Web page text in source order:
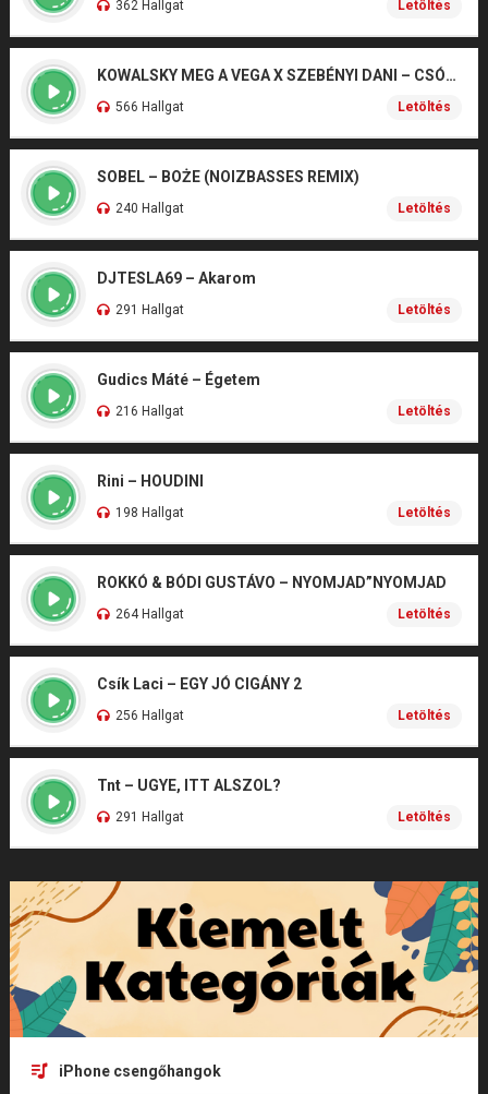
362 Hallgat Letöltés
KOWALSKY MEG A VEGA X SZEBÉNYI DANI – CSÓNAK
566 Hallgat Letöltés
SOBEL – BOŻE (NOIZBASSES REMIX)
240 Hallgat Letöltés
DJTESLA69 – Akarom
291 Hallgat Letöltés
Gudics Máté – Égetem
216 Hallgat Letöltés
Rini – HOUDINI
198 Hallgat Letöltés
ROKKÓ & BÓDI GUSTÁVO – NYOMJAD”NYOMJAD
264 Hallgat Letöltés
Csík Laci – EGY JÓ CIGÁNY 2
256 Hallgat Letöltés
Tnt – UGYE, ITT ALSZOL?
291 Hallgat Letöltés
iPhone csengőhangok